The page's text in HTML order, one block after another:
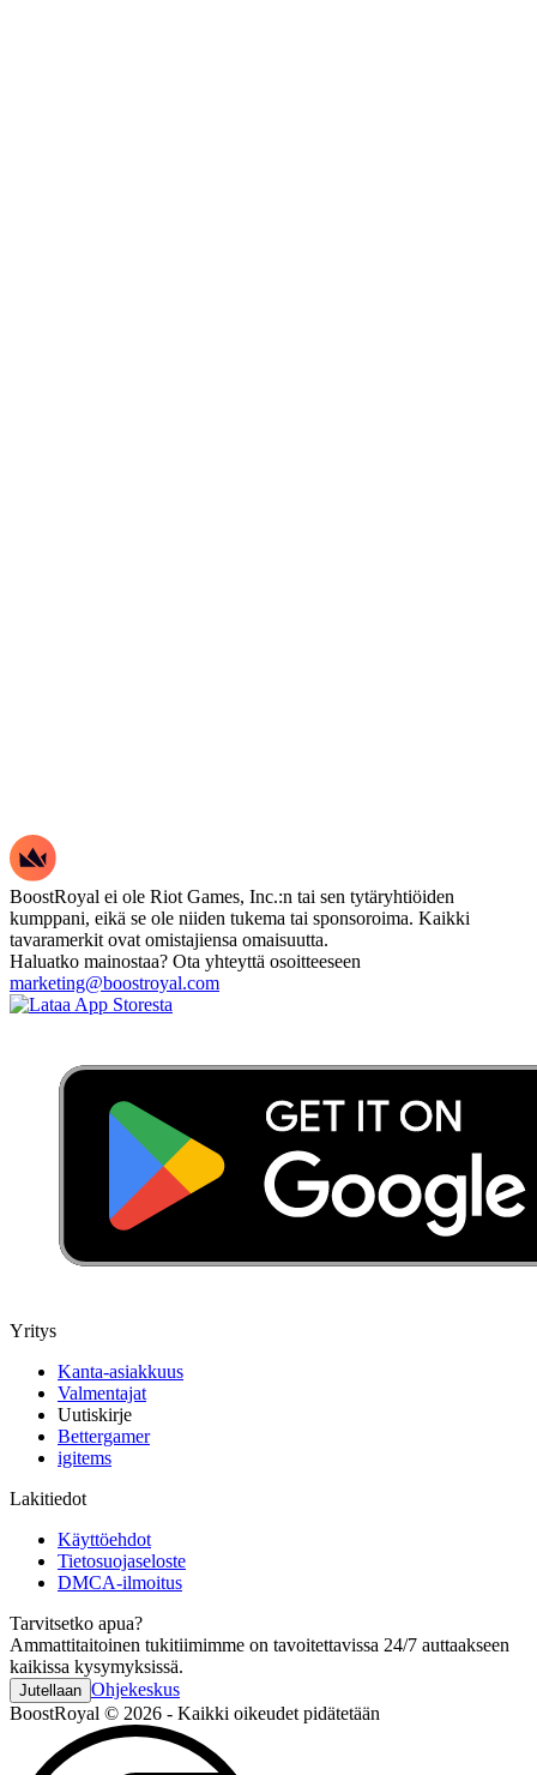
BoostRoyal ei ole Riot Games, Inc.:n tai sen tytäryhtiöiden
kumppani, eikä se ole niiden tukema tai sponsoroima. Kaikki
tavaramerkit ovat omistajiensa omaisuutta.
Haluatko mainostaa? Ota yhteyttä osoitteeseen
marketing@boostroyal.com
Yritys
Kanta-asiakkuus
Valmentajat
Uutiskirje
Bettergamer
igitems
Lakitiedot
Käyttöehdot
Tietosuojaseloste
DMCA-ilmoitus
Tarvitsetko apua?
Ammattitaitoinen tukitiimimme on tavoitettavissa 24/7 auttaakseen
kaikissa kysymyksissä.
Jutellaan Ohjekeskus
BoostRoyal © 2026 - Kaikki oikeudet pidätetään